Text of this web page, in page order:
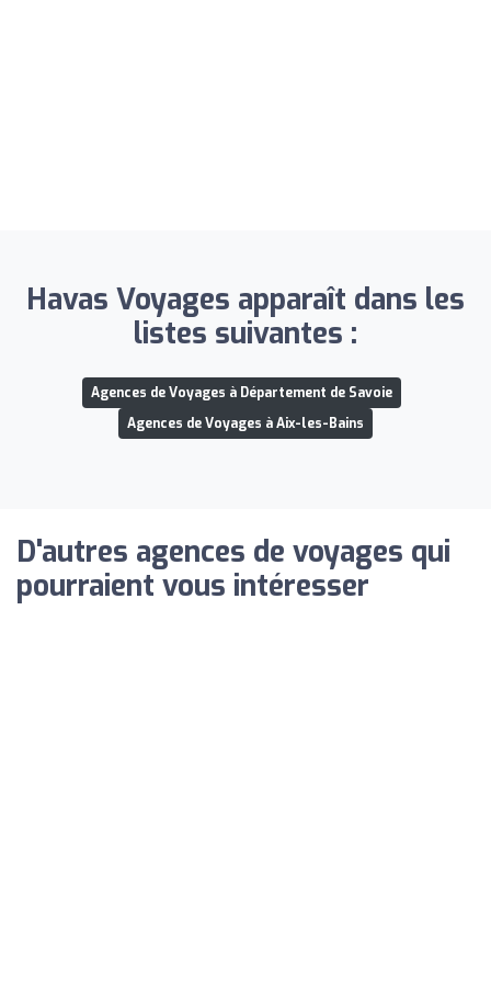
Havas Voyages apparaît dans les
listes suivantes :
Agences de Voyages à Département de Savoie
Agences de Voyages à Aix-les-Bains
D'autres agences de voyages qui
pourraient vous intéresser